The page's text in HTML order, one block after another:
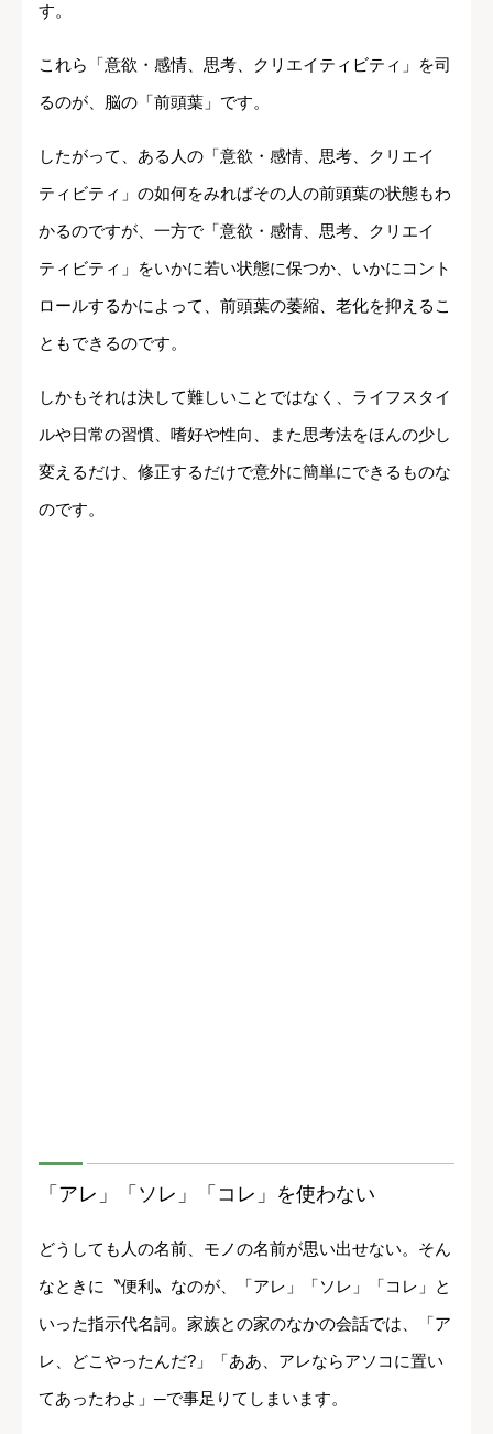
す。
これら「意欲・感情、思考、クリエイティビティ」を司
るのが、脳の「前頭葉」です。
したがって、ある人の「意欲・感情、思考、クリエイ
ティビティ」の如何をみればその人の前頭葉の状態もわ
かるのですが、一方で「意欲・感情、思考、クリエイ
ティビティ」をいかに若い状態に保つか、いかにコント
ロールするかによって、前頭葉の萎縮、老化を抑えるこ
ともできるのです。
しかもそれは決して難しいことではなく、ライフスタイ
ルや日常の習慣、嗜好や性向、また思考法をほんの少し
変えるだけ、修正するだけで意外に簡単にできるものな
のです。
「アレ」「ソレ」「コレ」を使わない
どうしても人の名前、モノの名前が思い出せない。そん
なときに〝便利〟なのが、「アレ」「ソレ」「コレ」と
いった指示代名詞。家族との家のなかの会話では、「ア
レ、どこやったんだ?」「ああ、アレならアソコに置い
てあったわよ」─で事足りてしまいます。